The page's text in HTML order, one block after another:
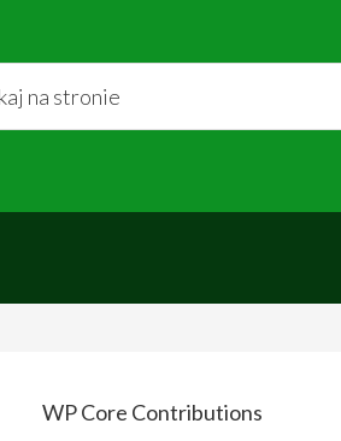
WP Core Contributions